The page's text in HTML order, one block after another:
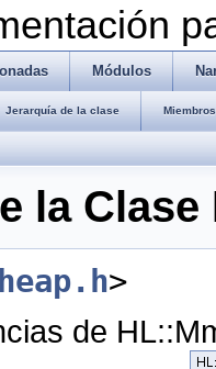
Módulos
Jerarquía de la clase
la
>
de